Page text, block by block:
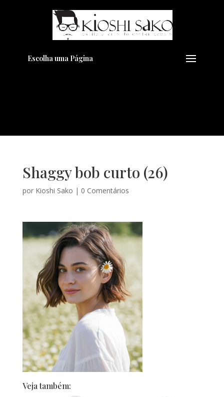
Escolha uma Página
Shaggy bob curto (26)
por Kioshi Sako | 0 Comentários
Veja também:
Pensando em transformar seu
Visual??